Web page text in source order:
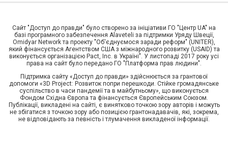
Сайт "Доступ до правди" було створено за ініціативи ГО "Центр UA" на
базі програмного забезпечення Alaveteli за підтримки Уряду Швеції,
Omidyar Network та проекту "Об'єднуємося заради реформ" (UNITER),
який фінансується Агентством США з міжнародного розвитку (USAID) та
виконується організацією Pact, Inc. в Україні". У листопаді 2017 року усі
права на сайт було передано ГО "Платформа прав людини".
Підтримка сайту «Доступ до правди» здійснюється за грантової
допомоги «3D Project: Розвиток попри перешкоди. Стійке громадянське
суспільство в часи пандемії та в майбутньому», що виконується
Фондом Східна Європа та фінансується Європейським Союзом.
Публікації, викладені на сайті, є винятково точкою зору авторів і можуть
не збігатися з точкою зору або позицією грантонадавачів, які, зокрема,
не відповідають за певність і тлумачення викладеної інформації.